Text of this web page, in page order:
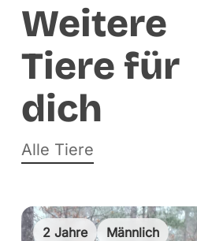
Weitere
Tiere für
dich
Alle Tiere
2 Jahre Männlich